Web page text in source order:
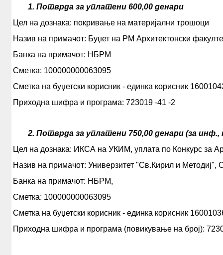
ГОДИШЕН КАЛЕНДАР
СТУДЕНТСКИ КОНКУРСИ
ИСТРАЖУВАЊА
СТУДЕНТСКИ ОРГАНИЗАЦИИ
СТУДИИ
СЕРВИСИ
БИБЛИОТЕКА
НАСТАНИ
ЛЕТНА ШКОЛА
ПУБЛИКАЦИИ
АРХИ.ТЕК
АЛУМНИ
КОНТАКТ
1. Потврда за уплатени 600,00 денари
Цел на дознака: покривање на материјални трошоци
Назив на примачот: Буџет на РМ Архитектонски
Банка на примачот: НБРМ
Сметка: 100000000063095
Сметка на буџетски корисник - единка корисник
Приходна шифра и програма: 723019 -41 -2
2. Потврда за уплатени 750,00 денари (за
Цел на дознака: ИКСА на УКИМ, уплата по Конкурс за
Назив на примачот: Универзитет "Св.Кирил и Методиј",
Банка на примачот: НБРМ,
Сметка: 100000000063095
Сметка на буџетски корисник - единка корисник
Приходна шифра и програма (повикување на број):